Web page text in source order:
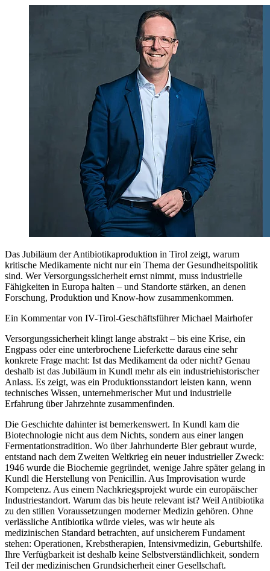
Das Jubiläum der Antibiotikaproduktion in Tirol zeigt, warum
kritische Medikamente nicht nur ein Thema der Gesundheitspolitik
sind. Wer Versorgungssicherheit ernst nimmt, muss industrielle
Fähigkeiten in Europa halten – und Standorte stärken, an denen
Forschung, Produktion und Know-how zusammenkommen.
Ein Kommentar von IV-Tirol-Geschäftsführer Michael Mairhofer
Versorgungssicherheit klingt lange abstrakt – bis eine Krise, ein
Engpass oder eine unterbrochene Lieferkette daraus eine sehr
konkrete Frage macht: Ist das Medikament da oder nicht? Genau
deshalb ist das Jubiläum in Kundl mehr als ein industriehistorischer
Anlass. Es zeigt, was ein Produktionsstandort leisten kann, wenn
technisches Wissen, unternehmerischer Mut und industrielle
Erfahrung über Jahrzehnte zusammenfinden.
Die Geschichte dahinter ist bemerkenswert. In Kundl kam die
Biotechnologie nicht aus dem Nichts, sondern aus einer langen
Fermentationstradition. Wo über Jahrhunderte Bier gebraut wurde,
entstand nach dem Zweiten Weltkrieg ein neuer industrieller Zweck:
1946 wurde die Biochemie gegründet, wenige Jahre später gelang in
Kundl die Herstellung von Penicillin. Aus Improvisation wurde
Kompetenz. Aus einem Nachkriegsprojekt wurde ein europäischer
Industriestandort. Warum das bis heute relevant ist? Weil Antibiotika
zu den stillen Voraussetzungen moderner Medizin gehören. Ohne
verlässliche Antibiotika würde vieles, was wir heute als
medizinischen Standard betrachten, auf unsicherem Fundament
stehen: Operationen, Krebstherapien, Intensivmedizin, Geburtshilfe.
Ihre Verfügbarkeit ist deshalb keine Selbstverständlichkeit, sondern
Teil der medizinischen Grundsicherheit einer Gesellschaft.